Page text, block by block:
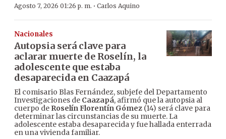
Agosto 7, 2026 01:26 p. m. · Carlos Aquino
Nacionales
Autopsia será clave para
aclarar muerte de Roselín, la
adolescente que estaba
desaparecida en Caazapá
El comisario Blas Fernández, subjefe del Departamento
Investigaciones de Caazapá, afirmó que la autopsia al
cuerpo de Roselín Florentín Gómez (14) será clave para
determinar las circunstancias de su muerte. La
adolescente estaba desaparecida y fue hallada enterrada
en una vivienda familiar.